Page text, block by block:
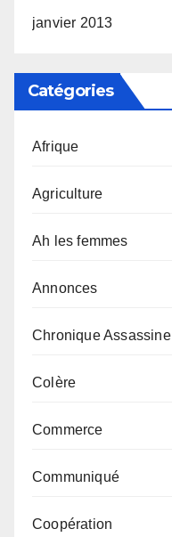
janvier 2013
Catégories
Afrique
Agriculture
Ah les femmes
Annonces
Chronique Assassine
Colère
Commerce
Communiqué
Coopération